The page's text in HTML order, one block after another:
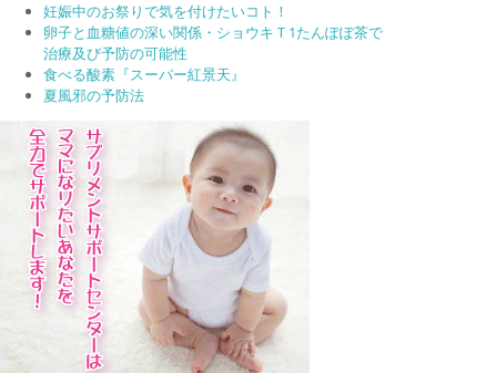
妊娠中のお祭りで気を付けたいコト！
卵子と血糖値の深い関係・ショウキＴ1たんぽぽ茶で
治療及び予防の可能性
食べる酸素『スーパー紅景天』
夏風邪の予防法